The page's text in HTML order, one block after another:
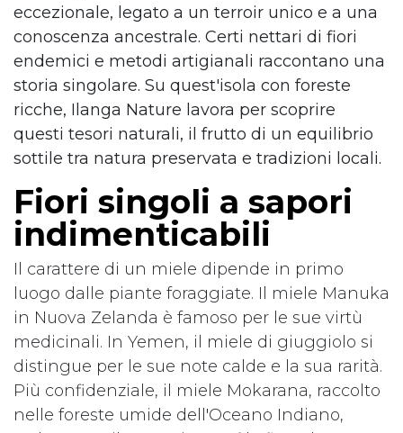
eccezionale, legato a un terroir unico e a una
conoscenza ancestrale. Certi nettari di fiori
endemici e metodi artigianali raccontano una
storia singolare. Su quest'isola con foreste
ricche, Ilanga Nature lavora per scoprire
questi tesori naturali, il frutto di un equilibrio
sottile tra natura preservata e tradizioni locali.
Fiori singoli a sapori
indimenticabili
Il carattere di un miele dipende in primo
luogo dalle piante foraggiate. Il miele Manuka
in Nuova Zelanda è famoso per le sue virtù
medicinali. In Yemen, il miele di giuggiolo si
distingue per le sue note calde e la sua rarità.
Più confidenziale, il miele Mokarana, raccolto
nelle foreste umide dell'Oceano Indiano,